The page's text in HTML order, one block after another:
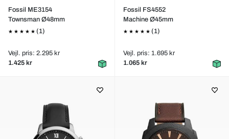
Fossil ME3154
Townsman Ø48mm
(1)
Vejl. pris: 2.295 kr
1.425 kr
Fossil FS4552
Machine Ø45mm
(1)
Vejl. pris: 1.695 kr
1.065 kr